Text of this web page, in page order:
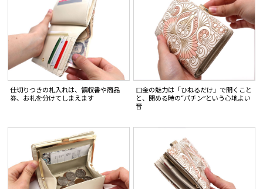
仕切りつきの札入れは、領収書や商品
券、お札を分けてしまえます
口金の魅力は「ひねるだけ」で開くこと
と、閉める時の“パチン”という心地よい
音